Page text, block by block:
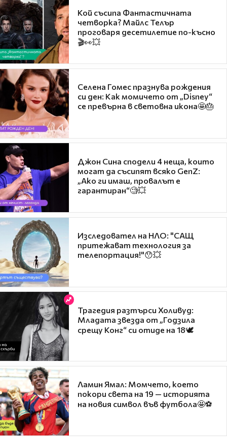
Кой съсипа Фантастичната
четворка? Майлс Телър
проговаря десетилетие по-късно
🎬👀💥
Селена Гомес празнува рождения
си ден: Как момичето от „Disney“
се превърна в световна икона🤩🎂
Джон Сина сподели 4 неща, които
могат да съсипят всяко GenZ:
„Ако ги имаш, провалът е
гарантиран“🧐💥
Изследовател на НЛО: "САЩ
притежават технология за
телепортация!"😯💥
Трагедия разтърси Холивуд:
Младата звезда от „Годзила
срещу Конг“ си отиде на 18🕊️
Ламин Ямал: Момчето, което
покори света на 19 — историята
на новия символ във футбола🤩⚽